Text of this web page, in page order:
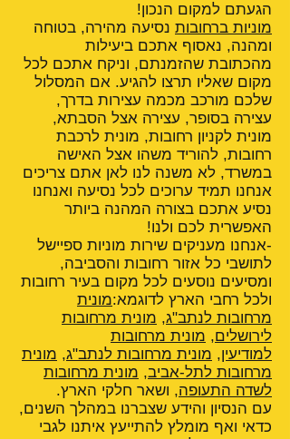
הגעתם למקום הנכון!
מוניות ברחובות נסיעה מהירה, בטוחה
ומהנה, נאסוף אתכם ביעילות
מהכתובת שהזמנתם, וניקח אתכם לכל
מקום שאליו תרצו להגיע. אם המסלול
שלכם מורכב מכמה עצירות בדרך,
עצירה בסופר, עצירה אצל הסבתא,
מונית לקניון רחובות, מונית לרכבת
רחובות, להוריד משהו אצל האישה
במשרד, לא משנה לנו לאן אתם צריכים
אנחנו תמיד ערוכים לכל נסיעה ואנחנו
נסיע אתכם בצורה המהנה ביותר
האפשרית לכם ולנו!
-אנחנו מעניקים שירות מוניות ספיישל
לתושבי כל אזור רחובות והסביבה,
ומסיעים נוסעים לכל מקום בעיר רחובות
ולכל רחבי הארץ לדוגמא:מונית
מרחובות לנתב"ג, מונית מרחובות
לירושלים, מונית מרחובות
למודיעין, מונית מרחובות לנתב"ג, מונית
מרחובות לתל-אביב, מונית מרחובות
לשדה התעופה, ושאר חלקי הארץ.
עם הנסיון והידע שצברנו במהלך השנים,
כדאי ואף מומלץ להתייעץ איתנו לגבי